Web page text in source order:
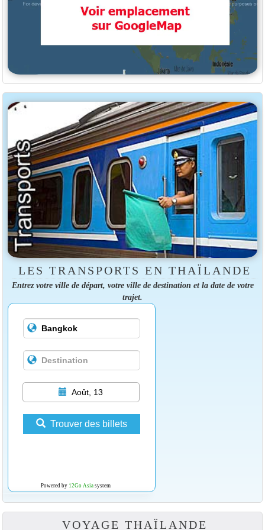
LES TRANSPORTS EN THAÏLANDE
Entrez votre ville de départ, votre ville de destination et la date de votre
trajet.
Août, 13
Trouver des billets
Powered by 12Go Asiasystem
VOYAGE THAÏLANDE